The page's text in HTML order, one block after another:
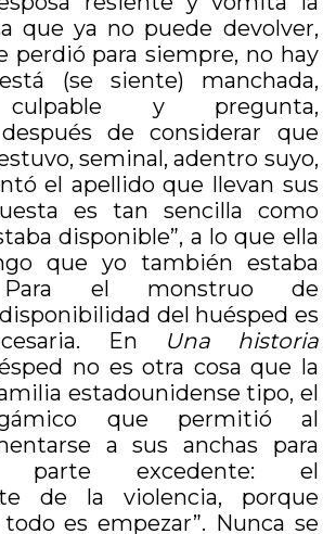
que ya no puede devolver,
perdió para siempre, no hay
(se siente) manchada,
culpable y pregunta,
de considerar que
seminal, adentro suyo,
el apellido que llevan sus
es tan sencilla como
disponible”, a lo que ella
que yo también estaba
Para el monstruo de
del huésped es
En
Una historia
no es otra cosa que la
estadounidense tipo, el
que permitió al
a sus anchas para
parte excedente: el
de la violencia, porque
es empezar”. Nunca se